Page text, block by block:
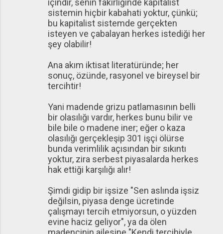
içindir, senin fakirliğinde kapitalist
sistemin hiçbir kabahati yoktur, çünkü;
bu kapitalist sistemde gerçekten
isteyen ve çabalayan herkes istediği her
şey olabilir!
Ana akım iktisat literatüründe; her
sonuç, özünde, rasyonel ve bireysel bir
tercihtir!
Yani madende grizu patlamasının belli
bir olasılığı vardır, herkes bunu bilir ve
bile bile o madene iner; eğer o kaza
olasılığı gerçekleşip 301 işçi ölürse
bunda verimlilik açısından bir sıkıntı
yoktur, zira serbest piyasalarda herkes
hak ettiği karşılığı alır!
Şimdi gidip bir işsize "Sen aslında işsiz
değilsin, piyasa denge ücretinde
çalışmayı tercih etmiyorsun, o yüzden
evine haciz geliyor", ya da ölen